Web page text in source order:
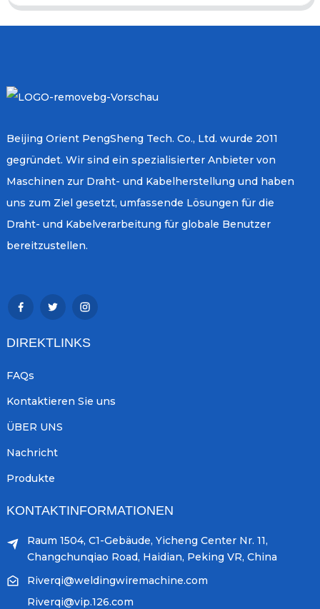
Beijing Orient PengSheng Tech. Co., Ltd. wurde 2011
gegründet. Wir sind ein spezialisierter Anbieter von
Maschinen zur Draht- und Kabelherstellung und haben
uns zum Ziel gesetzt, umfassende Lösungen für die
Draht- und Kabelverarbeitung für globale Benutzer
bereitzustellen.
DIREKTLINKS
FAQs
Kontaktieren Sie uns
ÜBER UNS
Nachricht
Produkte
KONTAKTINFORMATIONEN
Raum 1504, C1-Gebäude, Yicheng Center Nr. 11,
Changchunqiao Road, Haidian, Peking VR, China
Riverqi@weldingwiremachine.com
Riverqi@vip.126.com